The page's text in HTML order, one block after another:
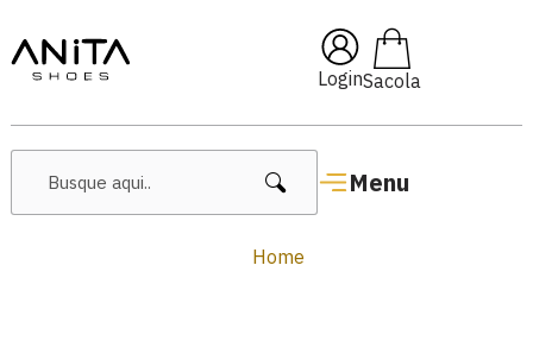
Login
Menu
🔥 Lançamentos Femininos
Home